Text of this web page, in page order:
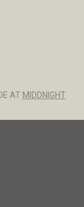
AT MIDDNIGHT